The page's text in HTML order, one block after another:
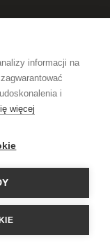
informacji na
i
więcej